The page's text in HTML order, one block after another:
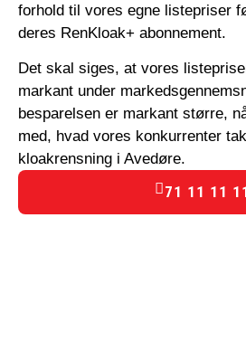
forhold til vores egne listepriser
deres RenKloak+ abonnement.
Det skal siges, at vores
markant under
besparelsen er markant større,
med, hvad vores konkurrenter
kloakrensning i Avedøre.
71 11 11